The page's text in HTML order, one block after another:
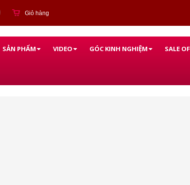
Giỏ hàng
SẢN PHẨM VIDEO GÓC KINH NGHIỆM SALE